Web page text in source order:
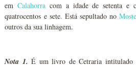
emCalahorra com a idade de setenta e
quatrocentos e sete. Está sepultado no
outros da sua linhagem.
Nota 1. É um livro de Cetraria intitulado